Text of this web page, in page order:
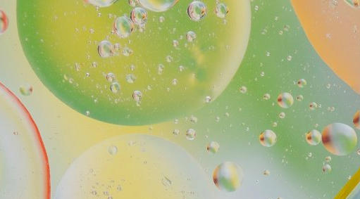
Aller
au
contenu